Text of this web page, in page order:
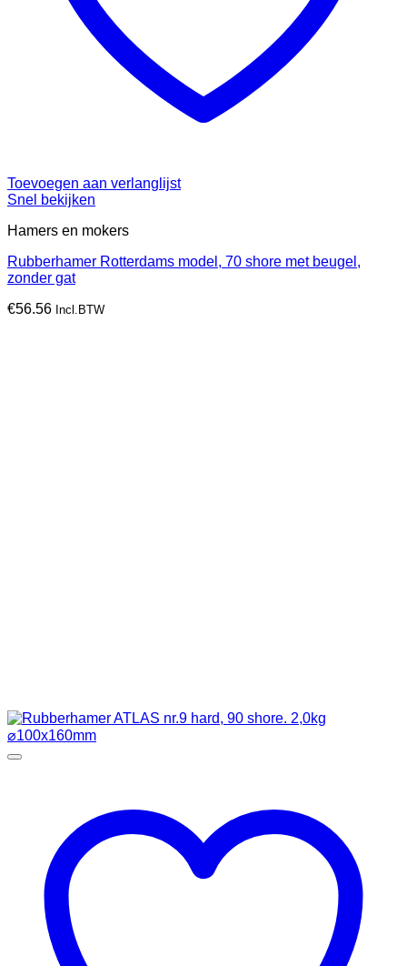
Toevoegen aan verlanglijst
Snel bekijken
Hamers en mokers
Rubberhamer Rotterdams model, 70 shore met beugel,
zonder gat
€56.56 Incl.BTW